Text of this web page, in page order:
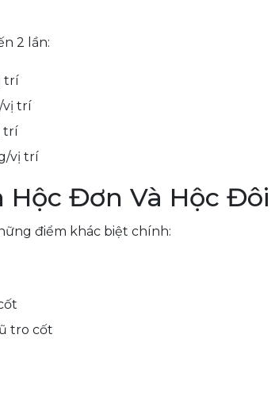
2 lần:
trí
vị trí
trí
vị trí
Hộc Đơn Và Hộc Đôi
điểm khác biệt chính:
tro cốt